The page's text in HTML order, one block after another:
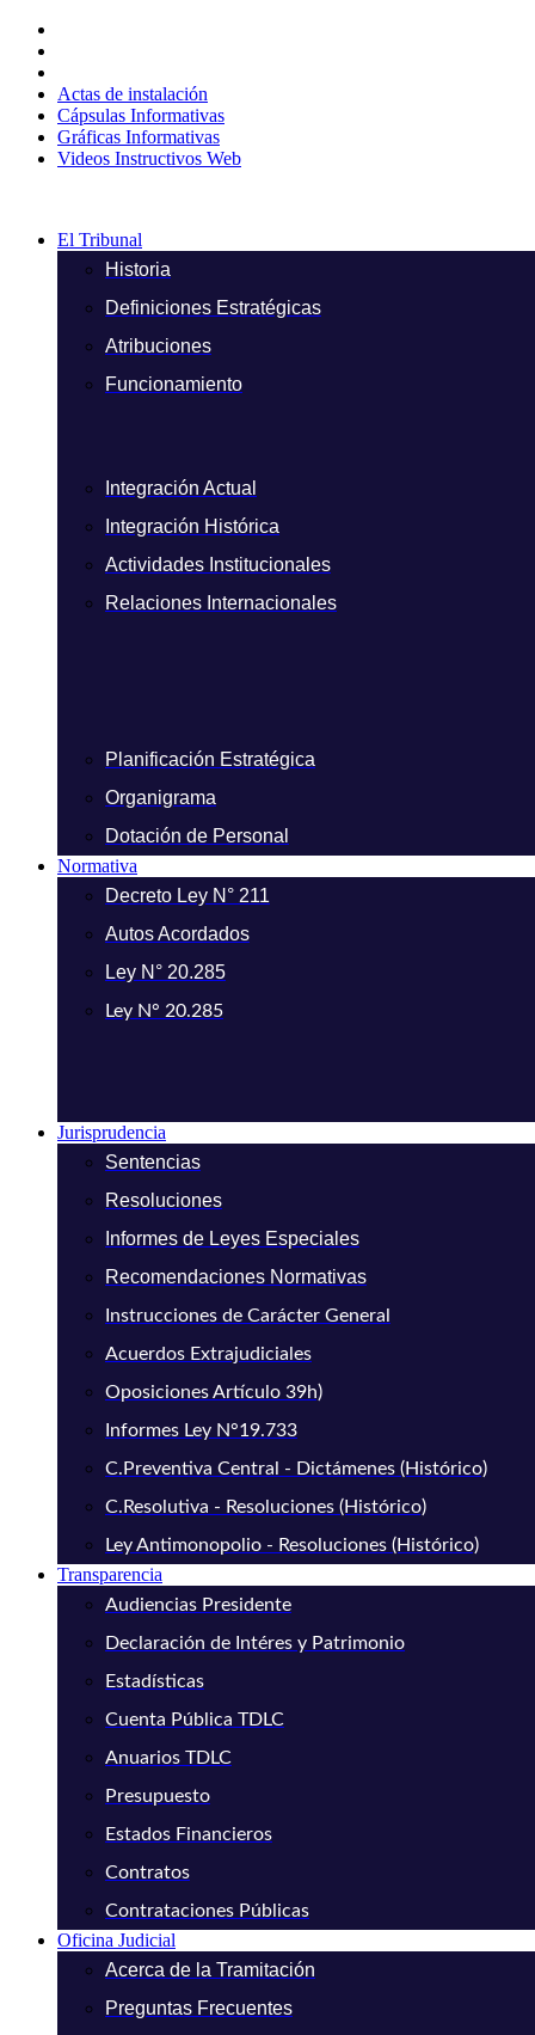
contenido
Actas de instalación
Cápsulas Informativas
Gráficas Informativas
Videos Instructivos Web
El Tribunal
Historia
Definiciones Estratégicas
Atribuciones
Funcionamiento
Integración Actual
Integración Histórica
Actividades Institucionales
Relaciones Internacionales
Planificación Estratégica
Organigrama
Dotación de Personal
Normativa
Decreto Ley N° 211
Autos Acordados
Ley N° 20.285
Ley N° 20.285
Jurisprudencia
Sentencias
Resoluciones
Informes de Leyes Especiales
Recomendaciones Normativas
Instrucciones de Carácter General
Acuerdos Extrajudiciales
Oposiciones Artículo 39h)
Informes Ley N°19.733
C.Preventiva Central - Dictámenes (Histórico)
C.Resolutiva - Resoluciones (Histórico)
Ley Antimonopolio - Resoluciones (Histórico)
Transparencia
Audiencias Presidente
Declaración de Intéres y Patrimonio
Estadísticas
Cuenta Pública TDLC
Anuarios TDLC
Presupuesto
Estados Financieros
Contratos
Contrataciones Públicas
Oficina Judicial
Acerca de la Tramitación
Preguntas Frecuentes